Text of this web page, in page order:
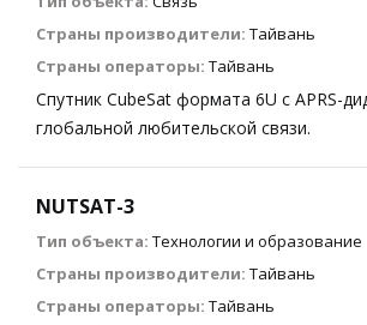
Страны производители: Тайвань
Страны операторы: Тайвань
Спутник CubeSat формата 6U с APRS-
глобальной любительской связи.
NUTSAT-3
Тип объекта: Технологии и образование
Страны производители: Тайвань
Страны операторы: Тайвань